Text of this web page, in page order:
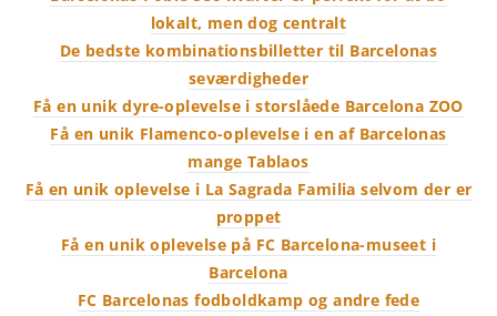
lokalt, men dog centralt
De bedste kombinationsbilletter til Barcelonas
seværdigheder
Få en unik dyre-oplevelse i storslåede Barcelona ZOO
Få en unik Flamenco-oplevelse i en af Barcelonas
mange Tablaos
Få en unik oplevelse i La Sagrada Familia selvom der er
proppet
Få en unik oplevelse på FC Barcelona-museet i
Barcelona
FC Barcelonas fodboldkamp og andre fede